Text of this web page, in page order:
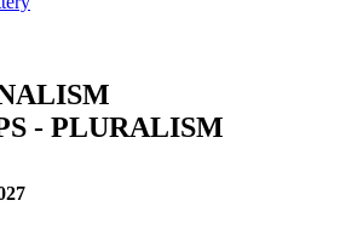
- PLURALISM